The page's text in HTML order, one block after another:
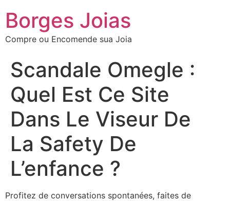
Borges Joias
Compre ou Encomende sua Joia
Scandale Omegle :
Quel Est Ce Site
Dans Le Viseur De
La Safety De
L’enfance ?
Profitez de conversations spontanées, faites de